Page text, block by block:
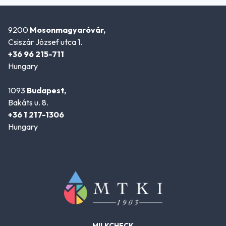
9200 Mosonmagyaróvár,
Csiszár József utca 1.
+36 96 215-711
Hungary
1093 Budapest,
Bakáts u. 8.
+36 1 217-1306
Hungary